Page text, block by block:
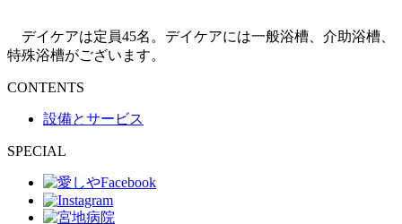
デイケアは定員45名。デイケアには一般浴槽、介助浴槽、
特殊浴槽がございます。
CONTENTS
設備とサービス
SPECIAL